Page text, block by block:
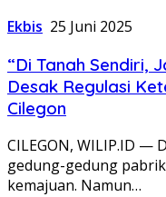
Ekbis 25 Juni 2025
“Di Tanah Sendiri,
Desak Regulasi
Cilegon
CILEGON, WILIP.ID —
gedung-gedung
kemajuan. Namun…